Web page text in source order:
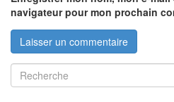
navigateur pour mon prochain